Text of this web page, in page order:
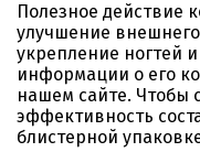
Полезное действие
улучшение
укрепление ногтей
информации о его
нашем сайте. Чтобы
эффективность
блистерной